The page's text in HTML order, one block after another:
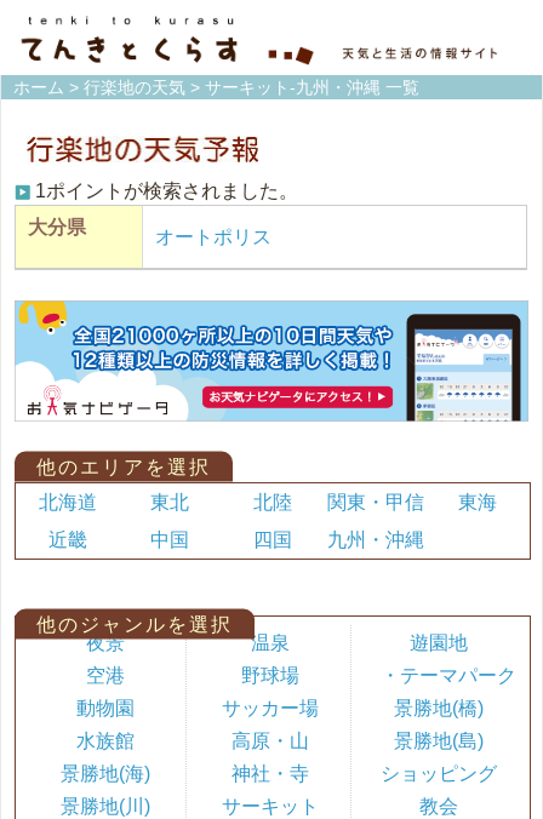
ホーム > 行楽地の天気 > サーキット-九州・沖縄 一覧
1ポイントが検索されました。
大分県
オートポリス
他のエリアを選択
北海道
東北 北陸 関東・甲信
東海
近畿
中国 四国 九州・沖縄
他のジャンルを選択
夜景
空港
動物園
水族館
景勝地(海)
景勝地(川)
温泉
野球場
サッカー場
高原・山
神社・寺
サーキット
遊園地
・テーマパーク
景勝地(橋)
景勝地(島)
ショッピング
教会